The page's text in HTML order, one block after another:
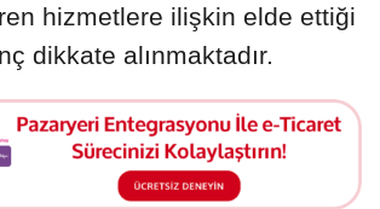
hizmetlere ilişkin elde ettiği
dikkate alınmaktadır.